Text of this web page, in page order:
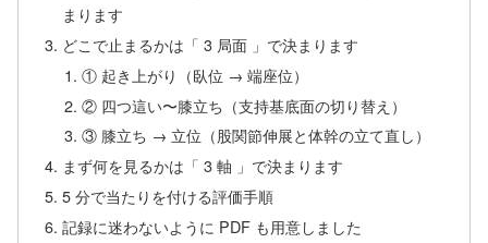
まります
どこで止まるかは「 3 局面 」で決まります
① 起き上がり（臥位 → 端座位）
② 四つ這い〜膝立ち（支持基底面の切り替え）
③ 膝立ち → 立位（股関節伸展と体幹の立て直し）
まず何を見るかは「 3 軸 」で決まります
5 分で当たりを付ける評価手順
記録に迷わないように PDF も用意しました